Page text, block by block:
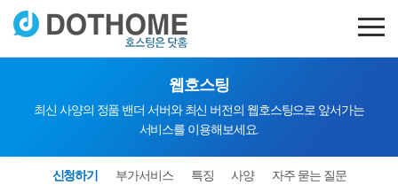
웹호스팅
최신 사양의 정품 밴더 서버와 최신 버전의 웹호스팅으로 앞서가는
서비스를 이용해보세요.
신청하기 부가서비스 특징 사양 자주 묻는 질문